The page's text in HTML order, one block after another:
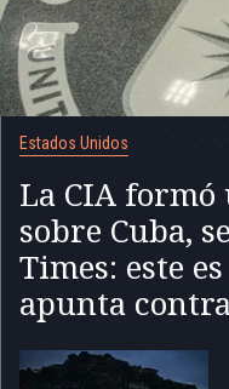
Estados Unidos
La CIA
sobre Cuba,
Times: este
apunta